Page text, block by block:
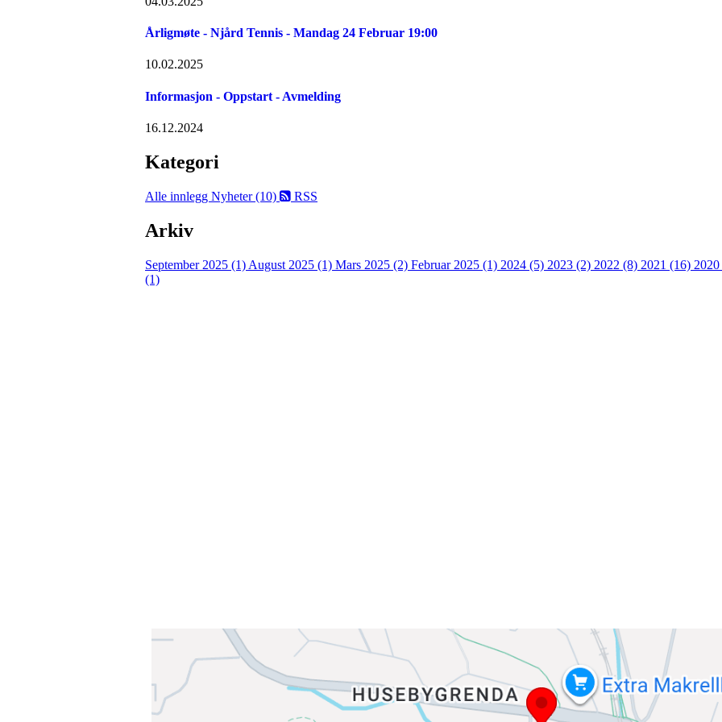
Årligmøte - Njård Tennis - Mandag 24 Februar 19:00
10.02.2025
Informasjon - Oppstart - Avmelding
16.12.2024
Kategori
Alle innlegg Nyheter (10) RSS
Arkiv
September 2025 (1) August 2025 (1) Mars 2025 (2) Februar 2025 (1) 2024 (5) 2023 (2) 2022 (8) 2021 (16)
(1)